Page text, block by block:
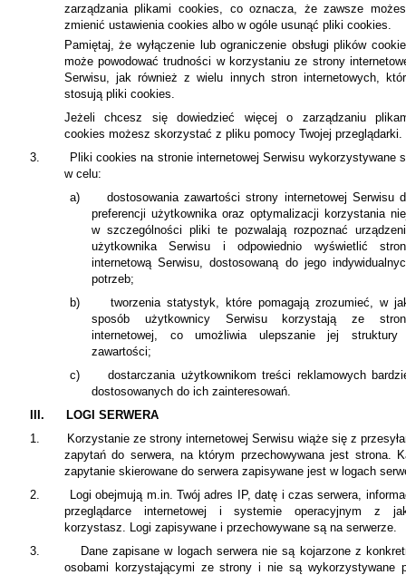
zarządzania plikami cookies, co oznacza, że zawsze
zmienić ustawienia cookies albo w ogóle usunąć pliki cookies.
Pamiętaj, że wyłączenie lub ograniczenie obsługi plików
może powodować trudności w korzystaniu ze strony
Serwisu, jak również z wielu innych stron internetowych,
stosują pliki cookies.
Jeżeli chcesz się dowiedzieć więcej o zarządzaniu
cookies możesz skorzystać z pliku pomocy Twojej przeglądarki.
3.
Pliki cookies na stronie internetowej Serwisu wykorzystywane
w celu:
a)
dostosowania zawartości strony internetowej Serwisu
preferencji użytkownika oraz optymalizacji korzystania
w szczególności pliki te pozwalają rozpoznać
użytkownika Serwisu i odpowiednio wyświetlić
internetową Serwisu, dostosowaną do jego
potrzeb;
b)
tworzenia statystyk, które pomagają zrozumieć, w
sposób użytkownicy Serwisu korzystają ze
internetowej, co umożliwia ulepszanie jej
zawartości;
c)
dostarczania użytkownikom treści reklamowych
dostosowanych do ich zainteresowań.
III. LOGI SERWERA
1.
Korzystanie ze strony internetowej Serwisu wiąże się z
zapytań do serwera, na którym przechowywana jest strona.
zapytanie skierowane do serwera zapisywane jest w logach
2.
Logi obejmują m.in. Twój adres IP, datę i czas serwera,
przeglądarce internetowej i systemie operacyjnym z
korzystasz. Logi zapisywane i przechowywane są na serwerze.
3.
Dane zapisane w logach serwera nie są kojarzone z
osobami korzystającymi ze strony i nie są wykorzystywane